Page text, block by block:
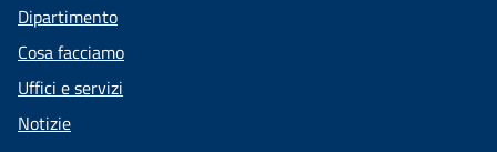
Dipartimento
Cosa facciamo
Uffici e servizi
Notizie